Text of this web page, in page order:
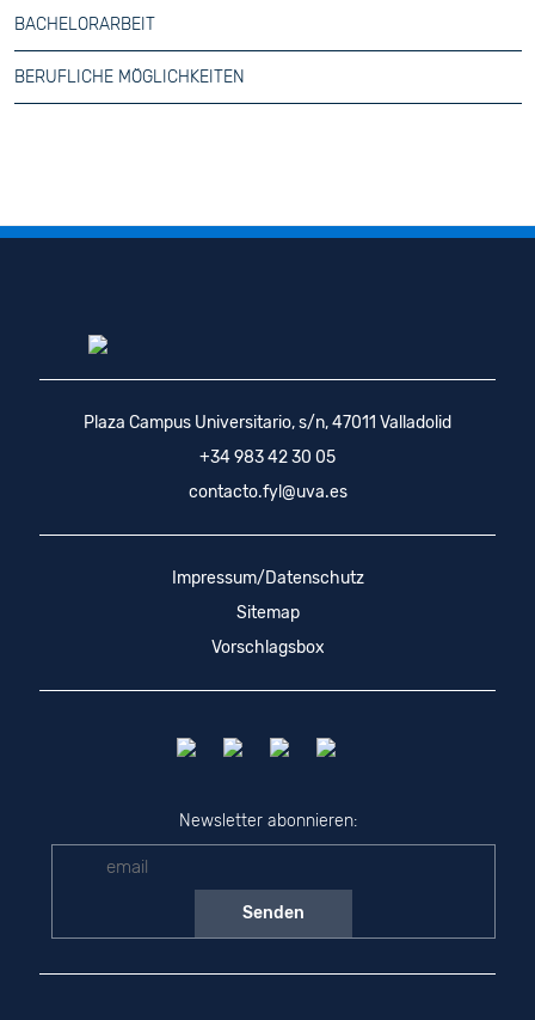
BACHELORARBEIT
BERUFLICHE MÖGLICHKEITEN
Plaza Campus Universitario, s/n, 47011 Valladolid
+34 983 42 30 05
contacto.fyl@uva.es
Impressum/Datenschutz
Sitemap
Vorschlagsbox
Newsletter abonnieren: